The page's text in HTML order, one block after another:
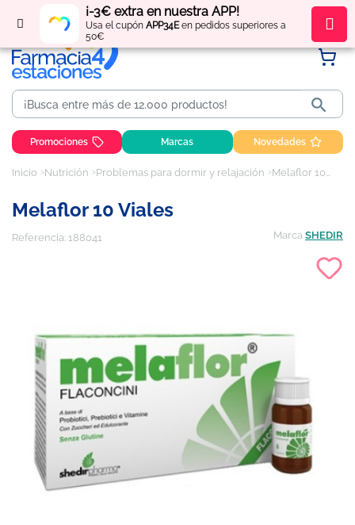
¡-3€ extra en nuestra APP!
Usa el cupón APP34Een pedidos superiores a
50€
Regístratey obténpuntos por tus compras

Promociones Marcas Novedades
Inicio Nutrición Problemas para dormir y relajación Melaflor 10 viales
Melaflor 10 Viales
Referencia: 188041 Marca SHEDIR